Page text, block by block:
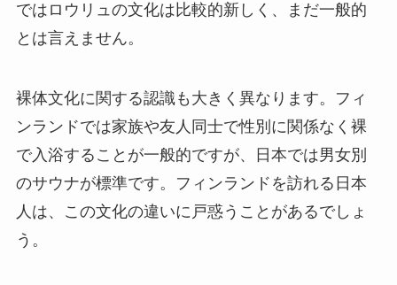
ではロウリュの文化は比較的新しく、まだ一般的
とは言えません。
裸体文化に関する認識も大きく異なります。フィ
ンランドでは家族や友人同士で性別に関係なく裸
で入浴することが一般的ですが、日本では男女別
のサウナが標準です。フィンランドを訪れる日本
人は、この文化の違いに戸惑うことがあるでしょ
う。